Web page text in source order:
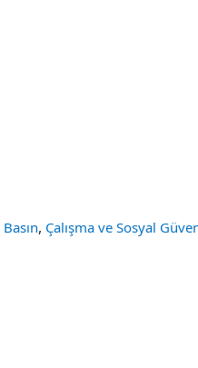
Basın, Çalışma ve Sosyal